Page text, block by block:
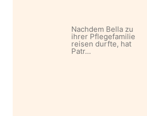
Nachdem Bella zu
ihrer Pflegefamilie
reisen durfte, hat
Patr…